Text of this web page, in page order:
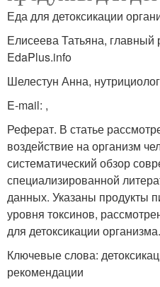
Еда для детоксикации
Елисеева Татьяна, главный
EdaPlus.info
Шелестун Анна,
E-mail: ,
Реферат. В статье
воздействие на организм
систематический обзор
специализированной
данных. Указаны продукты
уровня токсинов,
для детоксикации организма.
Ключевые слова:
рекомендации